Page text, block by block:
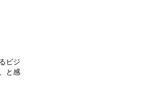
ビジ
と感